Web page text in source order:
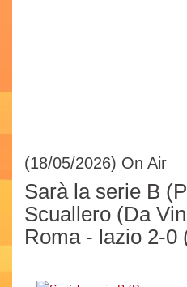
(18/05/2026) On Air
Sarà la serie B
Scuallero (Da
Roma - lazio 2-0